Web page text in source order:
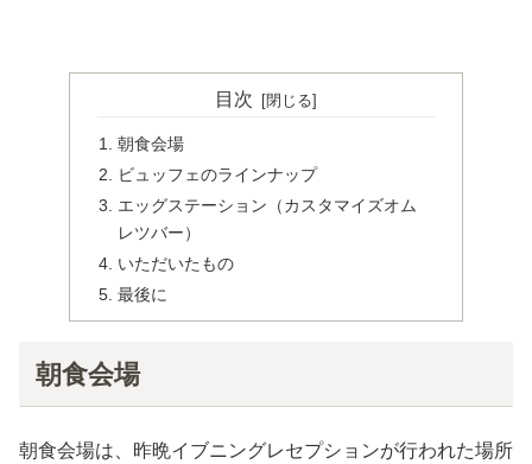
目次
朝食会場
ビュッフェのラインナップ
エッグステーション（カスタマイズオム
レツバー）
いただいたもの
最後に
朝食会場
朝食会場は、昨晩イブニングレセプションが行われた場所